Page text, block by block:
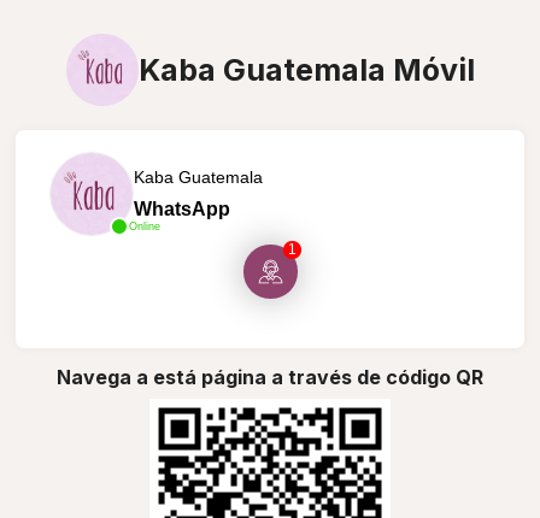
Kaba Guatemala Móvil
Online
Kaba Guatemala
WhatsApp
1
Navega a está página a través de código QR